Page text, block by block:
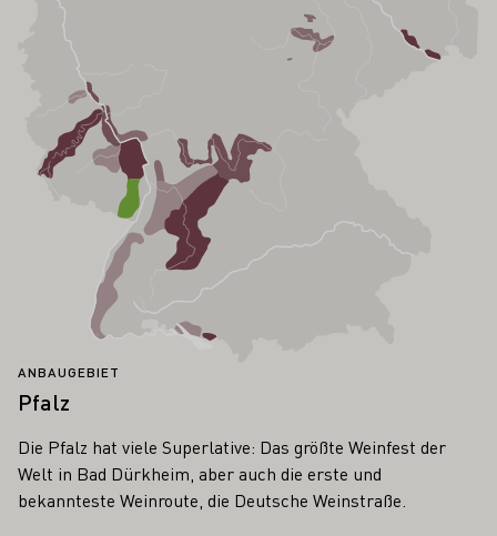
ANBAUGEBIET
Pfalz
Die Pfalz hat viele Superlative: Das größte Weinfest der
Welt in Bad Dürkheim, aber auch die erste und
bekannteste Weinroute, die Deutsche Weinstraße.